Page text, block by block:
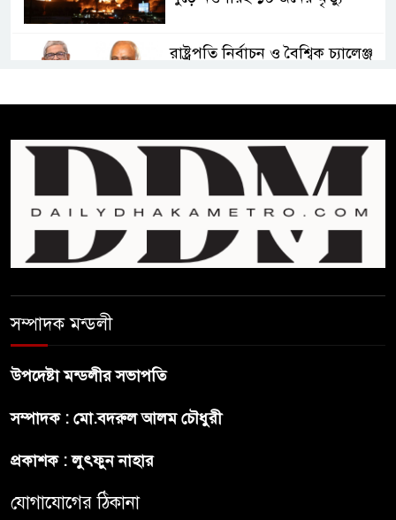
রাষ্ট্রপতি নির্বাচন ও বৈশ্বিক চ্যালেঞ্জ
বেঁচে নিলো বিএনপি
“বাংলাদেশি পাসপোর্ট বলে ওরা
আমাদের হোটলে নেয়নি’
প্রধানমন্ত্রী
সম্পাদক মন্ডলী
উপদেষ্টা মন্ডলীর সভাপতি
সম্পাদক : মো.বদরুল আলম চৌধুরী
প্রকাশক : লুৎফুন নাহার
যোগাযোগের ঠিকানা